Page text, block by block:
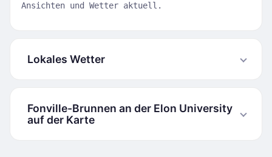
Ansichten und Wetter aktuell.
Lokales Wetter
Fonville-Brunnen an der Elon University
auf der Karte